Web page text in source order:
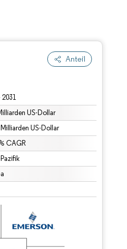
Anteil
2031
US-Dollar
US-Dollar
CAGR
Namensnennung gemäß CC BY 4.0.